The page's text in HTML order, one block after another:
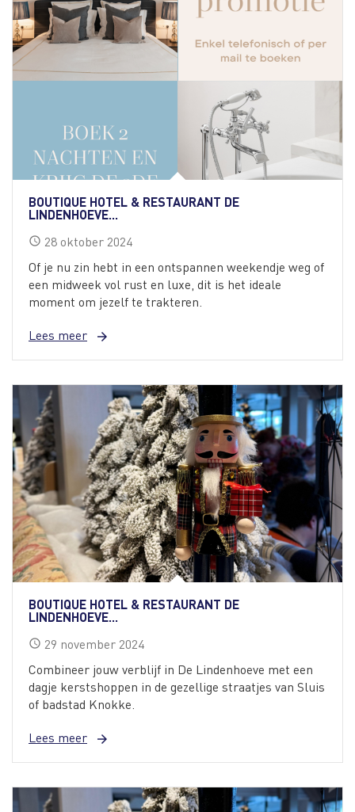
BOUTIQUE HOTEL & RESTAURANT DE
LINDENHOEVE...
schedule 28 oktober 2024
Of je nu zin hebt in een ontspannen weekendje weg of
een midweek vol rust en luxe, dit is het ideale
moment om jezelf te trakteren.
Lees meer
arrow_forward
BOUTIQUE HOTEL & RESTAURANT DE
LINDENHOEVE...
schedule 29 november 2024
Combineer jouw verblijf in De Lindenhoeve met een
dagje kerstshoppen in de gezellige straatjes van Sluis
of badstad Knokke.
Lees meer
arrow_forward